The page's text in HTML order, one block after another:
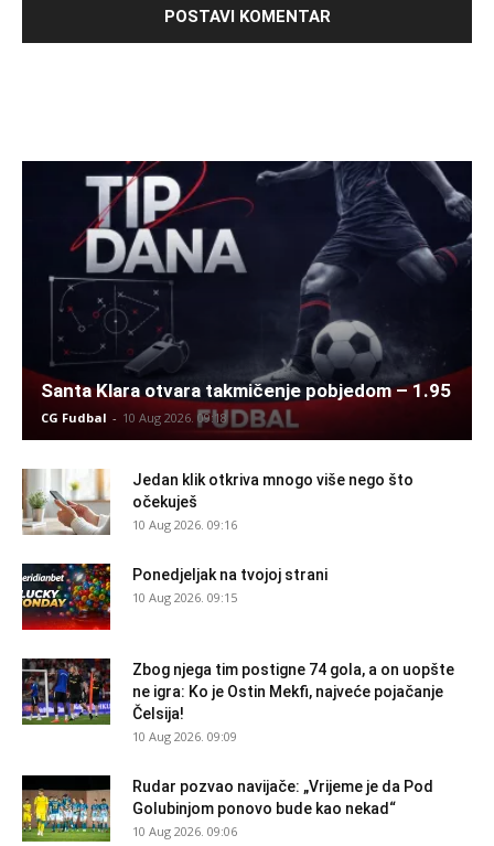
Santa Klara otvara takmičenje pobjedom – 1.95
CG Fudbal - 10 Aug 2026. 09:18
Jedan klik otkriva mnogo više nego što
očekuješ
10 Aug 2026. 09:16
Ponedjeljak na tvojoj strani
10 Aug 2026. 09:15
Zbog njega tim postigne 74 gola, a on uopšte
ne igra: Ko je Ostin Mekfi, najveće pojačanje
Čelsija!
10 Aug 2026. 09:09
Rudar pozvao navijače: „Vrijeme je da Pod
Golubinjom ponovo bude kao nekad“
10 Aug 2026. 09:06